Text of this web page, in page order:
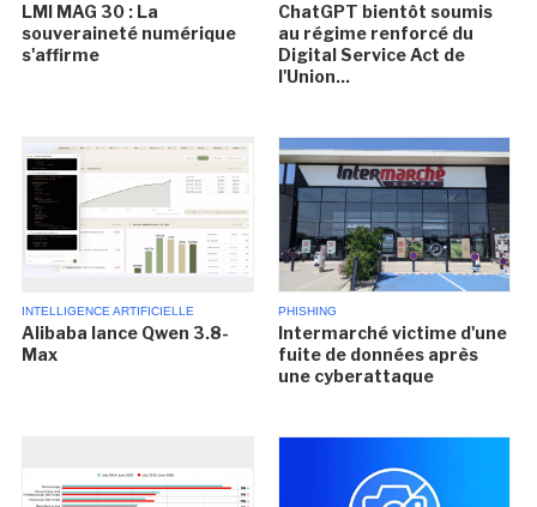
LMI MAG 30 : La
souveraineté numérique
s'affirme
ChatGPT bientôt soumis
au régime renforcé du
Digital Service Act de
l'Union...
INTELLIGENCE ARTIFICIELLE
Alibaba lance Qwen 3.8-
Max
PHISHING
Intermarché victime d'une
fuite de données après
une cyberattaque